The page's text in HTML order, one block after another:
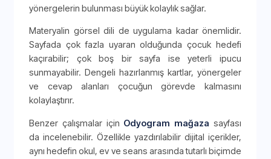
yönergelerin bulunması büyük kolaylık sağlar.
Materyalin görsel dili de uygulama kadar önemlidir.
Sayfada çok fazla uyaran olduğunda çocuk hedefi
kaçırabilir; çok boş bir sayfa ise yeterli ipucu
sunmayabilir. Dengeli hazırlanmış kartlar, yönergeler
ve cevap alanları çocuğun görevde kalmasını
kolaylaştırır.
Benzer çalışmalar için Odyogram mağaza sayfası
da incelenebilir. Özellikle yazdırılabilir dijital içerikler,
aynı hedefin okul, ev ve seans arasında tutarlı biçimde